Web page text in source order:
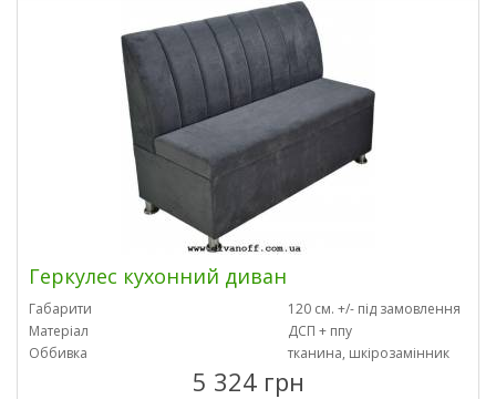
Геркулес кухонний диван
Габарити
120 см. +/- під замовлення
Матеріал
ДСП + ппу
Оббивка
тканина, шкірозамінник
5 324 грн